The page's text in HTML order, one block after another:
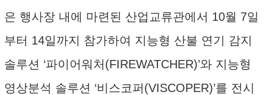
은 행사장 내에 마련된 산업교류관에서 10월 7일
부터 14일까지 참가하여 지능형 산불 연기 감지
솔루션 ‘파이어워처(FIREWATCHER)’와 지능형
영상분석 솔루션 ‘비스코퍼(VISCOPER)’를 전시